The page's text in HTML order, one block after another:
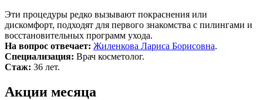
Эти процедуры редко вызывают покраснения или
дискомфорт, подходят для первого знакомства с пилингами и
восстановительных программ ухода.
На вопрос отвечает: Жиленкова Лариса Борисовна.
Специализация: Врач косметолог.
Стаж: 36 лет.
Акции месяца